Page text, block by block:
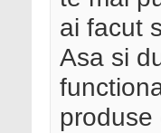
ai facut
Asa si
produse